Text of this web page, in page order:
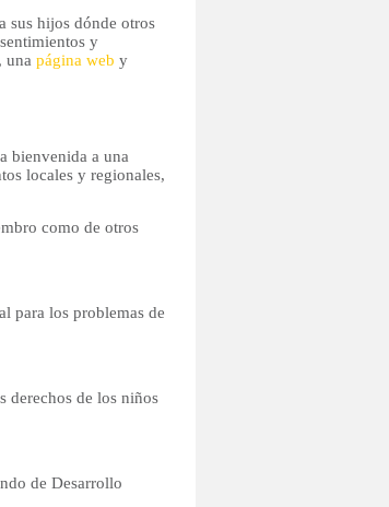
sus hijos dónde otros
y
una página web y
bienvenida a una
locales y regionales,
como de otros
para los problemas de
derechos de los niños
de Desarrollo